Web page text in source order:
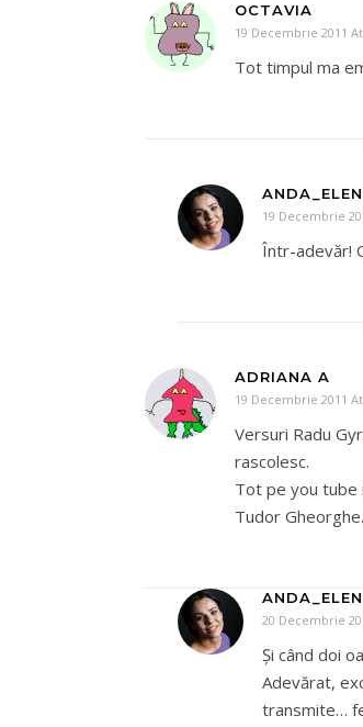
OCTAVIA
19 Decembrie 2011
Tot timpul ma
19 Decembrie
Într-adevăr!
ADRIANA A
19 Decembrie 2011
Versuri Radu
rascolesc.
Tot pe you tube
Tudor Gheorghe.
20 Decembrie
Şi când doi
Adevărat,
transmite…